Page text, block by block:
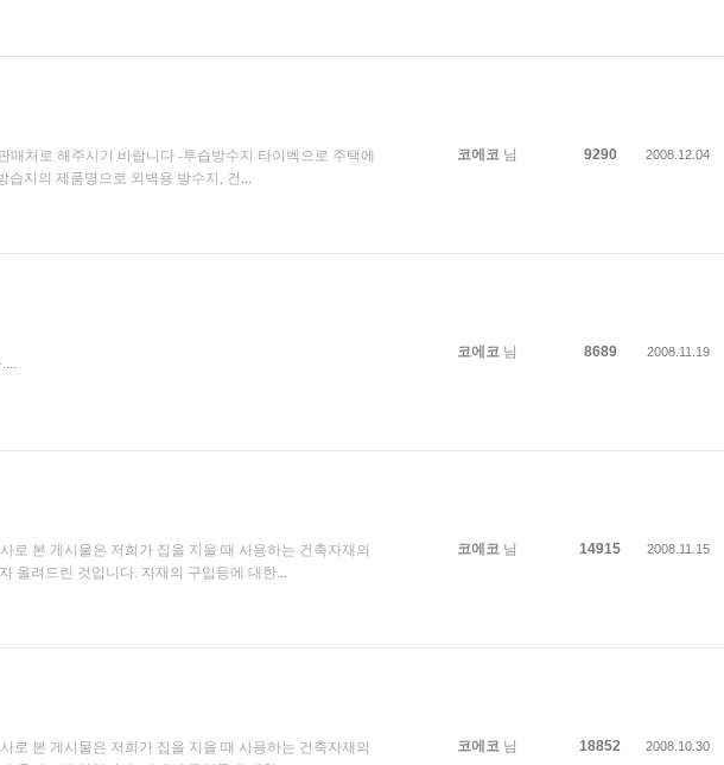
매처로 해주시기 바랍니다 -투습방수지 타이벡으로 주택에
습지의 제품명으로 외벽용 방수지, 건 ...
코에코님 9290 2008.12.04
...
코에코님 8689 2008.11.19
로 본 게시물은 저희가 집을 지을 때 사용하는 건축자재의
올려드린 것입니다. 자재의 구입등에 대한...
코에코님 14915 2008.11.15
로 본 게시물은 저희가 집을 지을 때 사용하는 건축자재의
코에코님 18852 2008.10.30